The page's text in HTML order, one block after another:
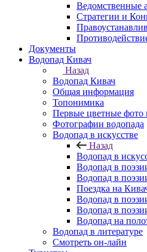
Ведомственные
Стратегии и
Документы
Водопад Кивач
Назад
Водопад Кивач
Общая информация
Топонимика
Первые цветные фото
Фотографии водопада
Водопад в искусстве
Назад
Водопад в
Водопад в
Водопад в
Поездка на
Водопад в
Водопад в
Водопад на
Водопад в литературе
Смотреть он-лайн